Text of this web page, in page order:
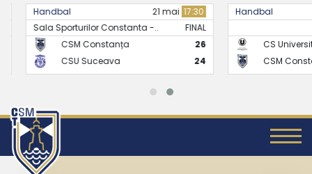
Handbal 21 mai17:30
Sala Sporturilor Constanta -..
FINAL
CSM Constanța
CSU Suceava
Handbal
CS
CSM